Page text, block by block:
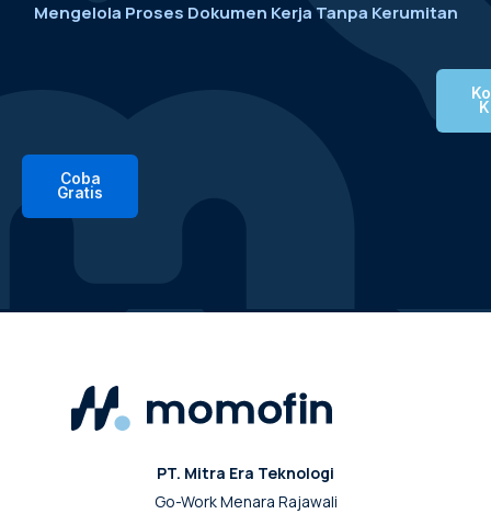
Mengelola Proses Dokumen Kerja Tanpa Kerumitan
Coba
Gratis
PT. Mitra Era Teknologi
Go-Work Menara Rajawali